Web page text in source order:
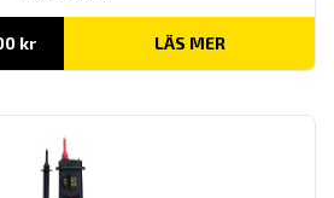
krPrisintervall:
till
LÄS MER